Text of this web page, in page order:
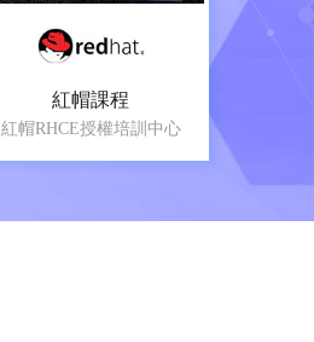
紅帽課程
紅帽RHCE授權培訓中心